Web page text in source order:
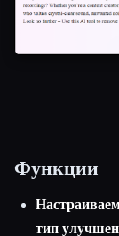
Функции
тип